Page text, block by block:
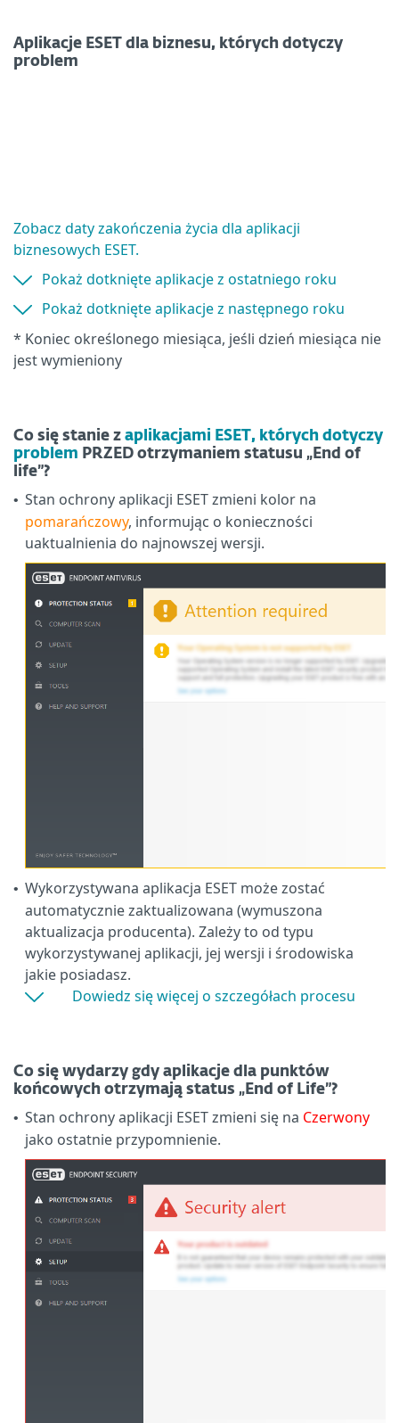
Aplikacje ESET dla biznesu, których dotyczy
problem
Zobacz daty zakończenia życia dla aplikacji
biznesowych ESET.
Pokaż dotknięte aplikacje z ostatniego roku
Pokaż dotknięte aplikacje z następnego roku
* Koniec określonego miesiąca, jeśli dzień miesiąca nie
jest wymieniony
Co się stanie z aplikacjami ESET, których dotyczy
problem PRZED otrzymaniem statusu „End of
life”?
• Stan ochrony aplikacji ESET zmieni kolor na
pomarańczowy, informując o konieczności
uaktualnienia do najnowszej wersji.
• Wykorzystywana aplikacja ESET może zostać
automatycznie zaktualizowana (wymuszona
aktualizacja producenta). Zależy to od typu
wykorzystywanej aplikacji, jej wersji i środowiska
jakie posiadasz.
Dowiedz się więcej o szczegółach procesu
Co się wydarzy gdy aplikacje dla punktów
końcowych otrzymają status „End of Life”?
• Stan ochrony aplikacji ESET zmieni się na Czerwony
jako ostatnie przypomnienie.